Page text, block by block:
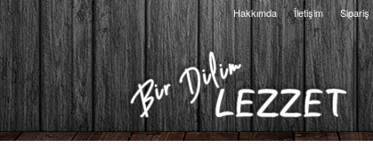
Hakkımda İletişim Sipariş